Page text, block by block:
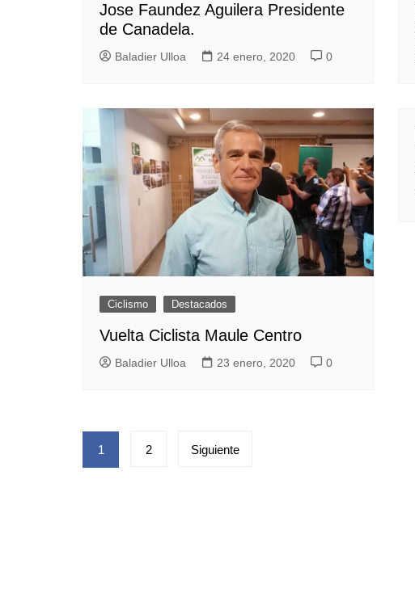
Jose Faundez Aguilera Presidente
de Canadela.
Baladier Ulloa 24 enero, 2020 0
Ciclismo Destacados
Vuelta Ciclista Maule Centro
Baladier Ulloa 23 enero, 2020 0
Paginación
de
1 2 Siguiente